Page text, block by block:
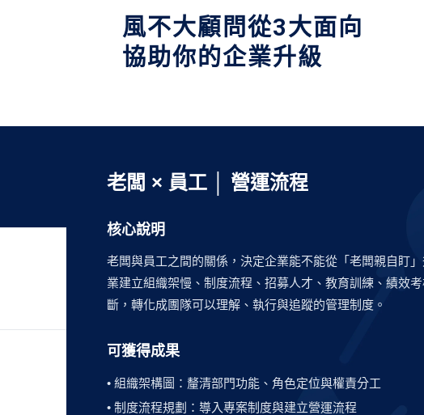
風不大顧問從3大面向
協助你的企業升級
老闆 × 員工 │ 營運流程
核心說明
老闆與員工之間的關係，決定企業能不能從「老闆親自盯
業建立組織架慢、制度流程、招募人才、教育訓練、績效
斷，轉化成團隊可以理解、執行與追蹤的管理制度。
可獲得成果
• 組織架構圖：釐清部門功能、角色定位與權責分工
• 制度流程規劃：導入專案制度與建立營運流程